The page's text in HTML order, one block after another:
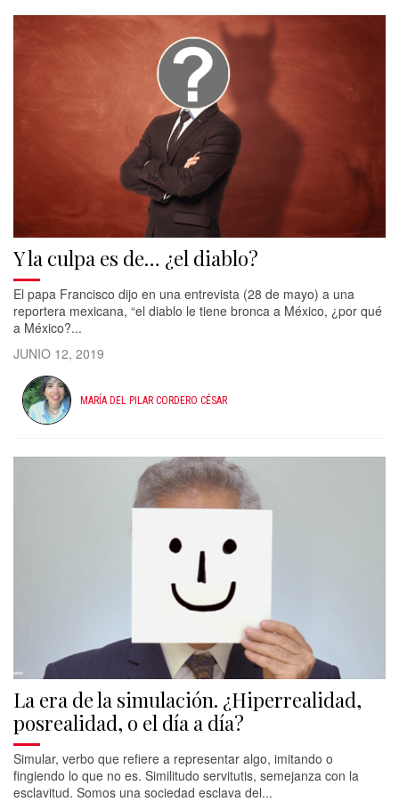
Y la culpa es de… ¿el diablo?
El papa Francisco dijo en una entrevista (28 de mayo) a una
reportera mexicana, “el diablo le tiene bronca a México, ¿por qué
a México?...
JUNIO 12, 2019
MARÍA DEL PILAR CORDERO CÉSAR
La era de la simulación. ¿Hiperrealidad,
posrealidad, o el día a día?
Simular, verbo que refiere a representar algo, imitando o
fingiendo lo que no es. Similitudo servitutis, semejanza con la
esclavitud. Somos una sociedad esclava del...